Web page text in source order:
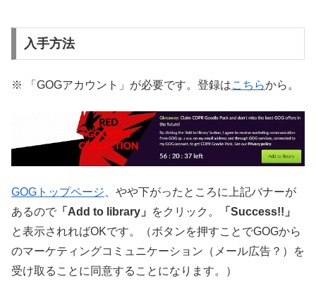
入手方法
※ 「GOGアカウント」が必要です。登録はこちらから。
GOGトップページ 、やや下がったところに上記バナーが
あるので 「Add to library」 をクリック。
「Success!!」
と表示されればOKです。（ボタンを押すことでGOGから
のマーケティングコミュニケーション（メール広告？）を
受け取ることに同意することになります。）